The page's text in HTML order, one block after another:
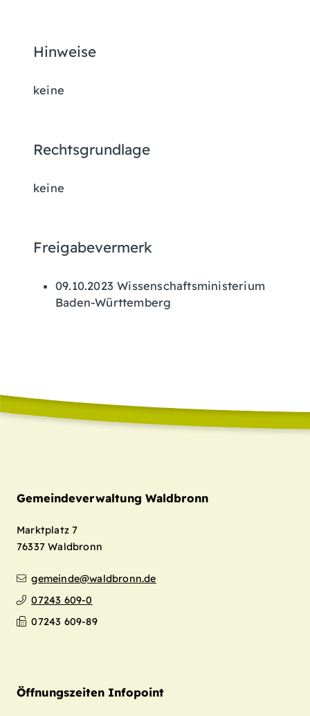
Hinweise
keine
Rechtsgrundlage
keine
Freigabevermerk
09.10.2023 Wissenschaftsministerium
Baden-Württemberg
Gemeindeverwaltung Waldbronn
Marktplatz 7
76337 Waldbronn
gemeinde@waldbronn.de
07243 609-0
07243 609-89
Öffnungszeiten Infopoint